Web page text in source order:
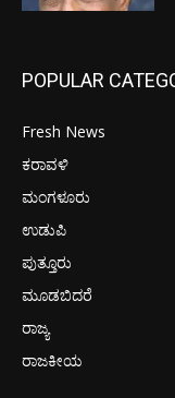
POPULAR
Fresh News
ಕರಾವಳಿ
ಮಂಗಳೂರು
ಉಡುಪಿ
ಪುತ್ತೂರು
ಮೂಡಬಿದರೆ
ರಾಜ್ಯ
ರಾಜಕೀಯ